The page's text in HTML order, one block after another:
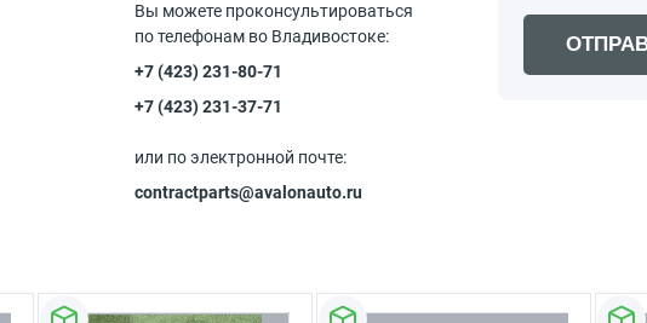
Вы можете проконсультироваться
по телефонам во Владивостоке:
+7 (423) 231-80-71
+7 (423) 231-37-71
или по электронной почте:
contractparts@avalonauto.ru